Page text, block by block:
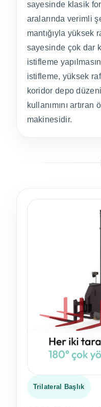
sayesinde klasik
aralarında verimli
mantığıyla yüksek
sayesinde çok dar
istifleme
istifleme, yüksek
koridor depo
kullanımını
makinesidir.
Trilateral Başlık